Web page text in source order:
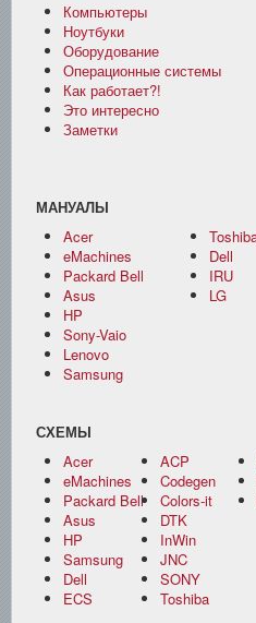
Компьютеры
Ноутбуки
Оборудование
Операционные системы
Как работает?!
Это интересно
Заметки
МАНУАЛЫ
Acer
eMachines
Packard Bell
Asus
HP
Sony-Vaio
Lenovo
Samsung
Dell
IRU
LG
СХЕМЫ
Acer
eMachines
Packard Bell
Asus
HP
Samsung
Dell
ECS
ACP
Codegen
Colors-it
DTK
InWin
JNC
SONY
Toshiba